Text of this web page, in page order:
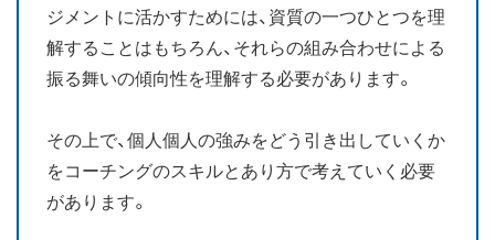
ジメントに活かすためには、資質の一つひとつを理
解することはもちろん、それらの組み合わせによる
振る舞いの傾向性を理解する必要があります。
その上で、個人個人の強みをどう引き出していくか
をコーチングのスキルとあり方で考えていく必要
があります。